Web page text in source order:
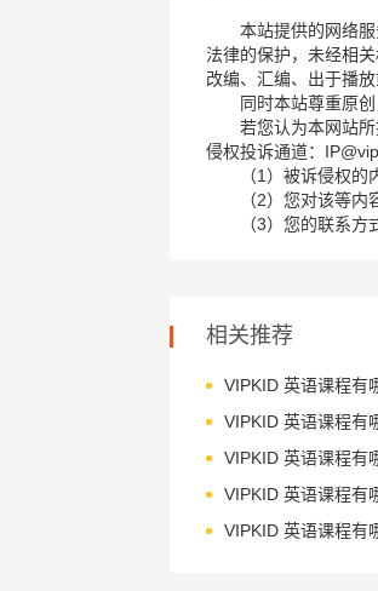
本站提供的网络
法律的保护，未经相
改编、汇编、出于播
同时本站尊重原
若您认为本网站
侵权投诉通道：
（1）被诉侵权的
（2）您对该等内
（3）您的联系
相关推荐
VIPKID 英语课程有
VIPKID 英语课程有
VIPKID 英语课程有
VIPKID 英语课程有
VIPKID 英语课程有